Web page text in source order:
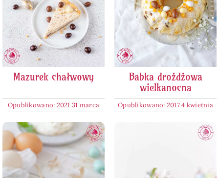
Mazurek chałwowy
Opublikowano: 2021 31 marca
Babka drożdżowa
wielkanocna
Opublikowano: 2017 4 kwietnia